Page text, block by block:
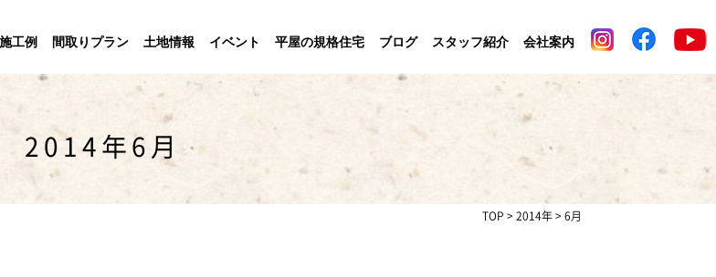
施工例 間取りプラン 土地情報 イベント 平屋の規格住宅 ブログ スタッフ紹介 会社案内
2014年6月
TOP > 2014年 > 6月